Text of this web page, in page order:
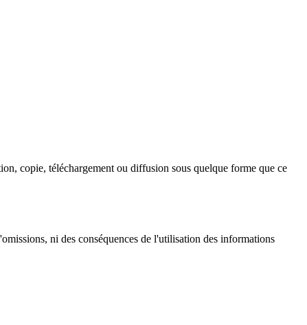
copie, téléchargement ou diffusion sous quelque forme que ce
ni des conséquences de l'utilisation des informations